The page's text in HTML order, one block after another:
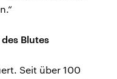
Blutes
Seit über 100